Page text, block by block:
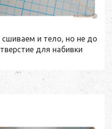
и тело, но не до
для набивки